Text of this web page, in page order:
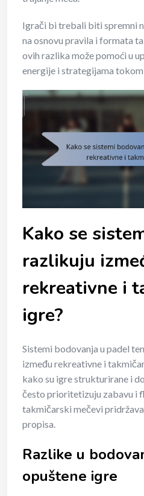
Igrači bi trebali biti spremni
na osnovu pravila i formata
ovih razlika može pomoći u
energije i strategijama
Kako se
razlikuju
rekreativne i
igre?
Sistemi bodovanja u padel
između rekreativne i
kako su igre strukturirane i
često prioritetizuju zabavu i
takmičarski mečevi
propisa.
Razlike u
opuštene igre